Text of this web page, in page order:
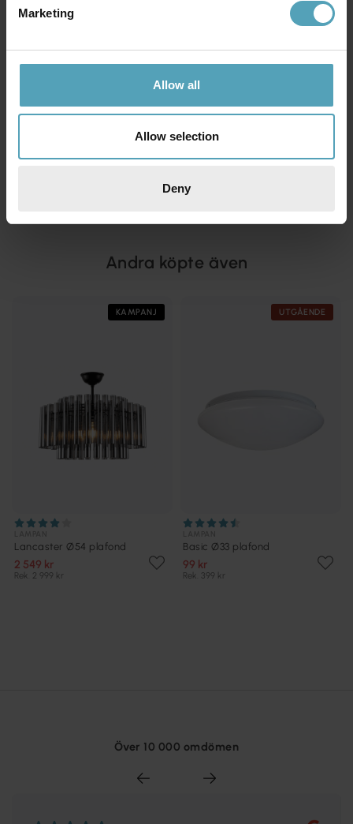
Marketing
Allow all
Allow selection
Deny
Gorley Ø32 plafond Jackson Ø28 plafond
Rek. 2 099 kr
Andra köpte även
KAMPANJ
Lancaster Ø54 plafond
2 549 kr
Rek. 2 999 kr
UTGÅENDE
Basic Ø33 plafond
99 kr
Rek. 399 kr
Över 10 000 omdömen